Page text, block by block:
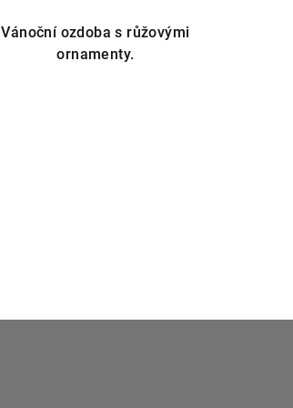
Vánoční ozdoba s růžovými
ornamenty.